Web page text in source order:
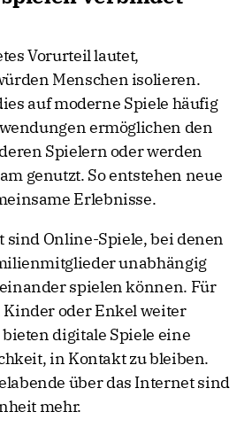
Vorurteil lautet,
Menschen isolieren.
auf moderne Spiele häufig
ermöglichen den
Spielern oder werden
genutzt. So entstehen neue
Erlebnisse.
sind Online-Spiele, bei denen
unabhängig
spielen können. Für
Kinder oder Enkel weiter
digitale Spiele eine
in Kontakt zu bleiben.
über das Internet sind
mehr.